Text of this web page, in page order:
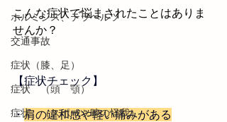
ホルミシス、テラヘルツ
交通事故
症状（膝、足）
症状 （頭 顎）
症状 （スポーツ時の怪我）
こんな症状で悩まされたことはありま
せんか？
【症状チェック】
・肩の違和感や軽い痛みがある